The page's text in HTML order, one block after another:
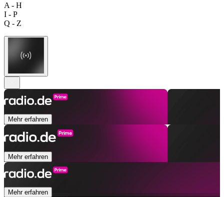
A - H
I - P
Q - Z
Mehr erfahren
Mehr erfahren
Mehr erfahren